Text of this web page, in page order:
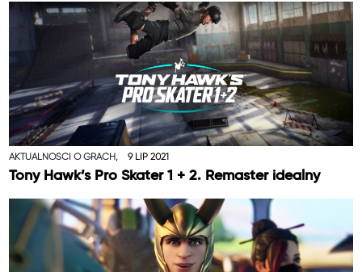
AKTUALNOŚCI O GRACH, 9 LIP 2021
Tony Hawk’s Pro Skater 1 + 2. Remaster idealny